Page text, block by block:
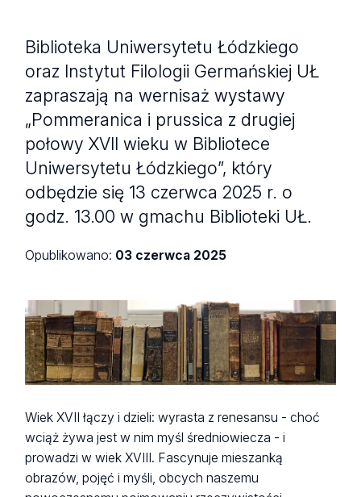
Biblioteka Uniwersytetu Łódzkiego
oraz Instytut Filologii Germańskiej UŁ
zapraszają na wernisaż wystawy
„Pommeranica i prussica z drugiej
połowy XVII wieku w Bibliotece
Uniwersytetu Łódzkiego”, który
odbędzie się 13 czerwca 2025 r. o
godz. 13.00 w gmachu Biblioteki UŁ.
Opublikowano: 03 czerwca 2025
Wiek XVII łączy i dzieli: wyrasta z renesansu - choć
wciąż żywa jest w nim myśl średniowiecza - i
prowadzi w wiek XVIII. Fascynuje mieszanką
obrazów, pojęć i myśli, obcych naszemu